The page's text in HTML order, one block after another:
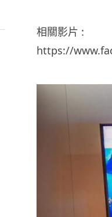
相關影片 :
https://